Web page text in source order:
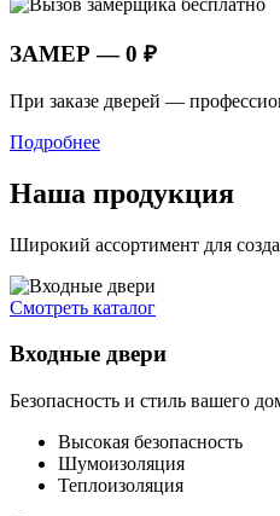
ЗАМЕР — 0 ₽
При заказе дверей —
Подробнее
Наша продукция
Широкий ассортимент для
Смотреть каталог
Входные двери
Безопасность и стиль вашего
Высокая безопасность
Шумоизоляция
Теплоизоляция